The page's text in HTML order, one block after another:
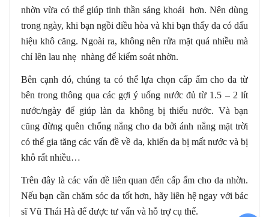
nhờn vừa có thể giúp tinh thần sảng khoái hơn. Nên dùng
trong ngày, khi bạn ngồi điều hòa và khi bạn thấy da có dấu
hiệu khô căng. Ngoài ra, không nên rửa mặt quá nhiều mà
chỉ lên lau nhẹ nhàng để kiểm soát nhờn.
Bên cạnh đó, chúng ta có thể lựa chọn cấp ẩm cho da từ
bên trong thông qua các gợi ý uống nước đủ từ 1.5 – 2 lít
nước/ngày để giúp làn da không bị thiếu nước. Và bạn
cũng đừng quên chống nắng cho da bởi ánh nắng mặt trời
có thể gia tăng các vấn đề về da, khiến da bị mất nước và bị
khô rất nhiều…
Trên đây là các vấn đề liên quan đến cấp ẩm cho da nhờn.
Nếu bạn cần chăm sóc da tốt hơn, hãy liên hệ ngay với bác
sĩ Vũ Thái Hà để được tư vấn và hỗ trợ cụ thể.